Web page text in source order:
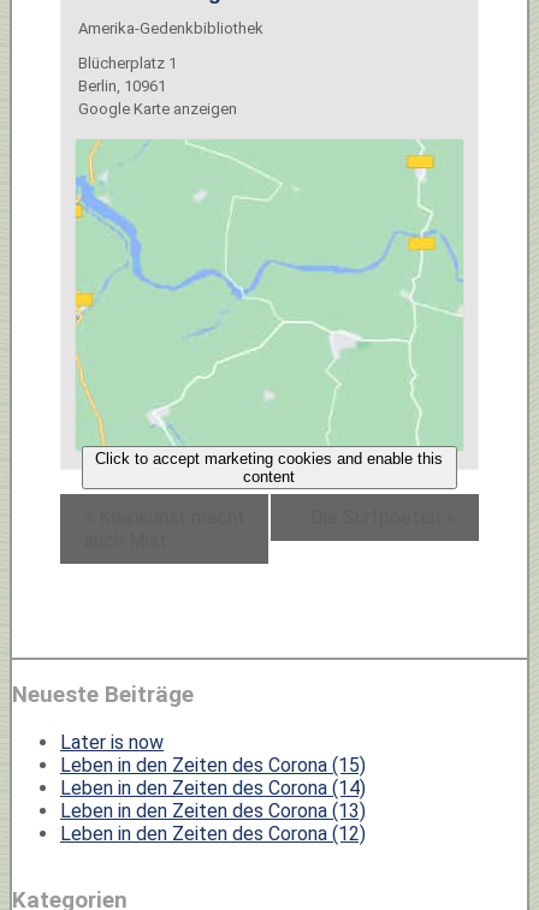
Amerika-Gedenkbibliothek
Blücherplatz 1
Berlin 10961
Google Karte anzeigen
Click to accept marketing cookies and enable this
content
Neueste Beiträge
Later is now
Leben in den Zeiten des Corona (15)
Leben in den Zeiten des Corona (14)
Leben in den Zeiten des Corona (13)
Leben in den Zeiten des Corona (12)
Kategorien